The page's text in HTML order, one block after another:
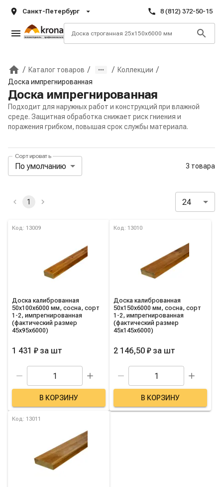
Санкт-Петербург 8 (812) 372-50-15
Главная
/ Каталог товаров / / Коллекции /
Доска импрегнированная
Доска импрегнированная
Подходит для наружных работ и конструкций при влажной
среде. Защитная обработка снижает риск гниения и
поражения грибком, повышая срок службы материала.
Панель сортировки и
Сортировать
По умолчанию 3 товара
Активные и избранные фильтры
1 24
Список товаров категории
Код: 13009
Доска калиброванная
50х100х6000 мм, сосна, сорт
1-2, импрегнированная
(фактический размер
45х95х6000)
1 431 ₽ за шт
В КОРЗИНУ
Код: 13010
Доска калиброванная
50х150х6000 мм, сосна, сорт
1-2, импрегнированная
(фактический размер
45х145х6000)
2 146,50 ₽ за шт
В КОРЗИНУ
Код: 13011